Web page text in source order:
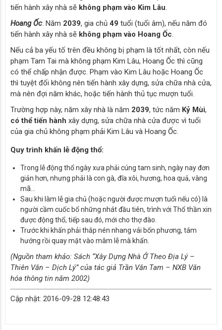
tiến hành xây nhà sẽ không phạm vào Kim Lâu.
Hoang Ốc: Năm 2039, gia chủ 49 tuổi (tuổi âm), nếu năm đó
tiến hành xây nhà sẽ không phạm vào Hoang Ốc.
Nếu cả ba yếu tố trên đều không bị phạm là tốt nhất, còn nếu
phạm Tam Tai mà không phạm Kim Lâu, Hoang Ốc thì cũng
có thể chấp nhận được. Phạm vào Kim Lâu hoặc Hoang Ốc
thì tuyệt đối không nên tiến hành xây dựng, sửa chữa nhà cửa,
mà nên đợi năm khác, hoặc tiến hành thủ tục mượn tuổi.
Trường hợp này, năm xây nhà là năm 2039, tức năm Kỷ Mùi,
có thể tiến hành xây dựng, sửa chữa nhà cửa được vì tuổi
của gia chủ không phạm phải Kim Lâu và Hoang Ốc.
Quy trình khấn lễ động thổ:
Trong lễ động thổ ngày xưa phải cúng tam sinh, ngày nay đơn
giản hơn, nhưng phải là con gà, đĩa xôi, hương, hoa quả, vàng
mã…
Sau khi làm lễ gia chủ (hoặc người được mượn tuổi nếu có) là
người cầm cuốc bổ những nhát đầu tiên, trình với Thổ thần xin
được động thổ, tiếp sau đó, mới cho thợ đào.
Trước khi khấn phải thắp nén nhang vái bốn phương, tám
hướng rồi quay mặt vào mâm lễ mà khấn.
(Nguồn tham khảo: Sách “Xây Dựng Nhà Ở Theo Địa Lý –
Thiên Văn – Dịch Lý” của tác giả Trần Văn Tam – NXB Văn
hóa thông tin năm 2002)
Cập nhật: 2016-09-28 12:48:43